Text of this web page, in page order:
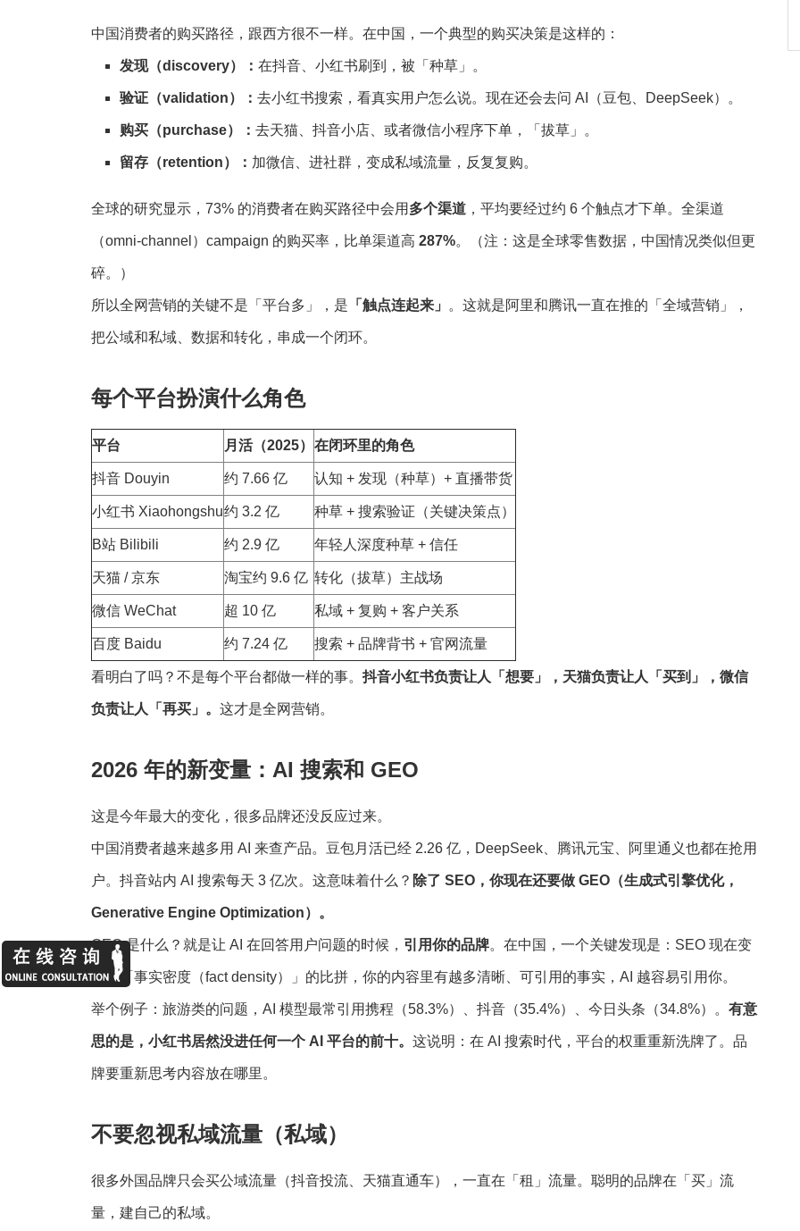
中国消费者的购买路径，跟西方很不一样。在中国，一个典型的购买决策是这样的：
发现（discovery）： 在抖音、小红书刷到，被「种草」。
验证（validation）： 去小红书搜索，看真实用户怎么说。现在还会去问 AI（豆包、DeepSeek）。
购买（purchase）： 去天猫、抖音小店、或者微信小程序下单，「拔草」。
留存（retention）： 加微信、进社群，变成私域流量，反复复购。
全球的研究显示，73% 的消费者在购买路径中会用 多个渠道 ，平均要经过约 6 个触点才下单。全渠道
（omni-channel）campaign 的购买率，比单渠道高 287%。（注：这是全球零售数据，中国情况类似但更
碎。）
所以全网营销的关键不是「平台多」，是 「触点连起来」 。这就是阿里和腾讯一直在推的「全域营销」，
把公域和私域、数据和转化，串成一个闭环。
每个平台扮演什么角色
平台 月活（2025） 在闭环里的角色
抖音 Douyin 约 7.66 亿 认知 + 发现（种草）+ 直播带货
小红书 Xiaohongshu约 3.2 亿 种草 + 搜索验证（关键决策点）
B站 Bilibili 约 2.9 亿 年轻人深度种草 + 信任
天猫 / 京东 淘宝约 9.6 亿 转化（拔草）主战场
微信 WeChat 超 10 亿 私域 + 复购 + 客户关系
百度 Baidu 约 7.24 亿 搜索 + 品牌背书 + 官网流量
看明白了吗？不是每个平台都做一样的事。 抖音小红书负责让人「想要」，天猫负责让人「买到」，微信
负责让人「再买」。 这才是全网营销。
2026 年的新变量：AI 搜索和 GEO
这是今年最大的变化，很多品牌还没反应过来。
中国消费者越来越多用 AI 来查产品。豆包月活已经 2.26 亿，DeepSeek、腾讯元宝、阿里通义也都在抢用
户。抖音站内 AI 搜索每天 3 亿次。这意味着什么？ 除了 SEO，你现在还要做 GEO（生成式引擎优化，
Generative Engine Optimization）。
GEO 是什么？就是让 AI 在回答用户问题的时候， 引用你的品牌。在中国，一个关键发现是：SEO 现在变
成了「事实密度（fact density）」的比拼，你的内容里有越多清晰、可引用的事实，AI 越容易引用你。
举个例子：旅游类的问题，AI 模型最常引用携程（58.3%）、抖音（35.4%）、今日头条（34.8%）。 有意
思的是，小红书居然没进任何一个 AI 平台的前十。 这说明：在 AI 搜索时代，平台的权重重新洗牌了。品
牌要重新思考内容放在哪里。
不要忽视私域流量（私域）
很多外国品牌只会买公域流量（抖音投流、天猫直通车），一直在「租」流量。聪明的品牌在「买」流
量，建自己的私域。